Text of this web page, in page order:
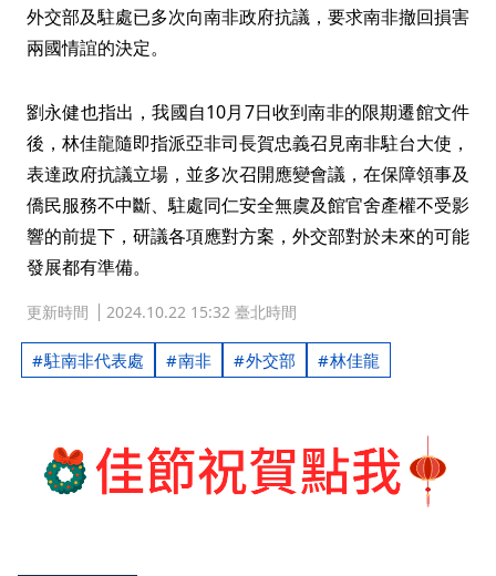
外交部及駐處已多次向南非政府抗議，要求南非撤回損害
兩國情誼的決定。
劉永健也指出，我國自10月7日收到南非的限期遷館文件
後，林佳龍隨即指派亞非司長賀忠義召見南非駐台大使，
表達政府抗議立場，並多次召開應變會議，在保障領事及
僑民服務不中斷、駐處同仁安全無虞及館官舍產權不受影
響的前提下，研議各項應對方案，外交部對於未來的可能
發展都有準備。
更新時間 2024.10.22 15:32 臺北時間
駐南非代表處 南非 外交部 林佳龍